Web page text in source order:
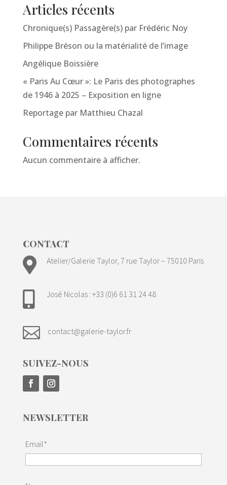
Articles récents
Chronique(s) Passagère(s) par Frédéric Noy
Philippe Bréson ou la matérialité de l’image
Angélique Boissière
« Paris Au Cœur »: Le Paris des photographes
de 1946 à 2025 – Exposition en ligne
Reportage par Matthieu Chazal
Commentaires récents
Aucun commentaire à afficher.
CONTACT
 Atelier/Galerie Taylor, 7 rue Taylor – 75010 Paris
 José Nicolas : +33 (0)6 61 31 24 48
 contact@galerie-taylor.fr
SUIVEZ-NOUS
NEWSLETTER
Email*